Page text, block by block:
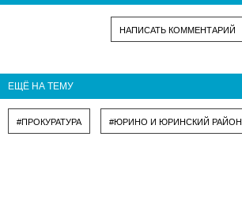
НАПИСАТЬ КОММЕНТАРИЙ
ЕЩЁ НА ТЕМУ
#ПРОКУРАТУРА #ЮРИНО И ЮРИНСКИЙ РАЙОН